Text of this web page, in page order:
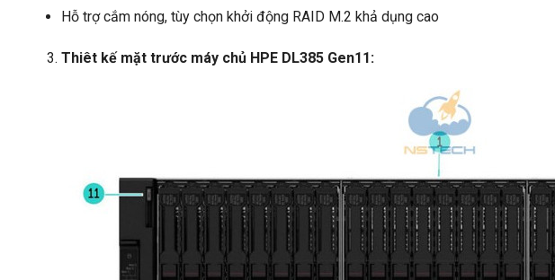
Hỗ trợ cắm nóng, tùy chọn khởi động RAID M.2 khả dụng cao
Thiêt kế mặt trước máy chủ HPE DL385 Gen11: